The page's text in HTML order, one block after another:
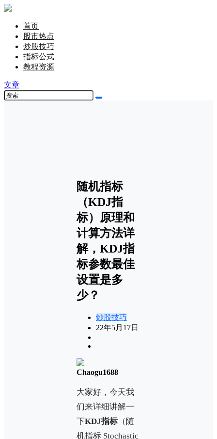
首页
股市热点
炒股技巧
指标公式
教程资源
文章
随机指标
（KDJ指
标）原理和
计算方法详
解，KDJ指
标参数最佳
设置是多
少？
炒股技巧
22年5月17日
Chaogu1688
大家好，今天我
们来详细讲解一
下KDJ指标（随
机指标 Stochastic